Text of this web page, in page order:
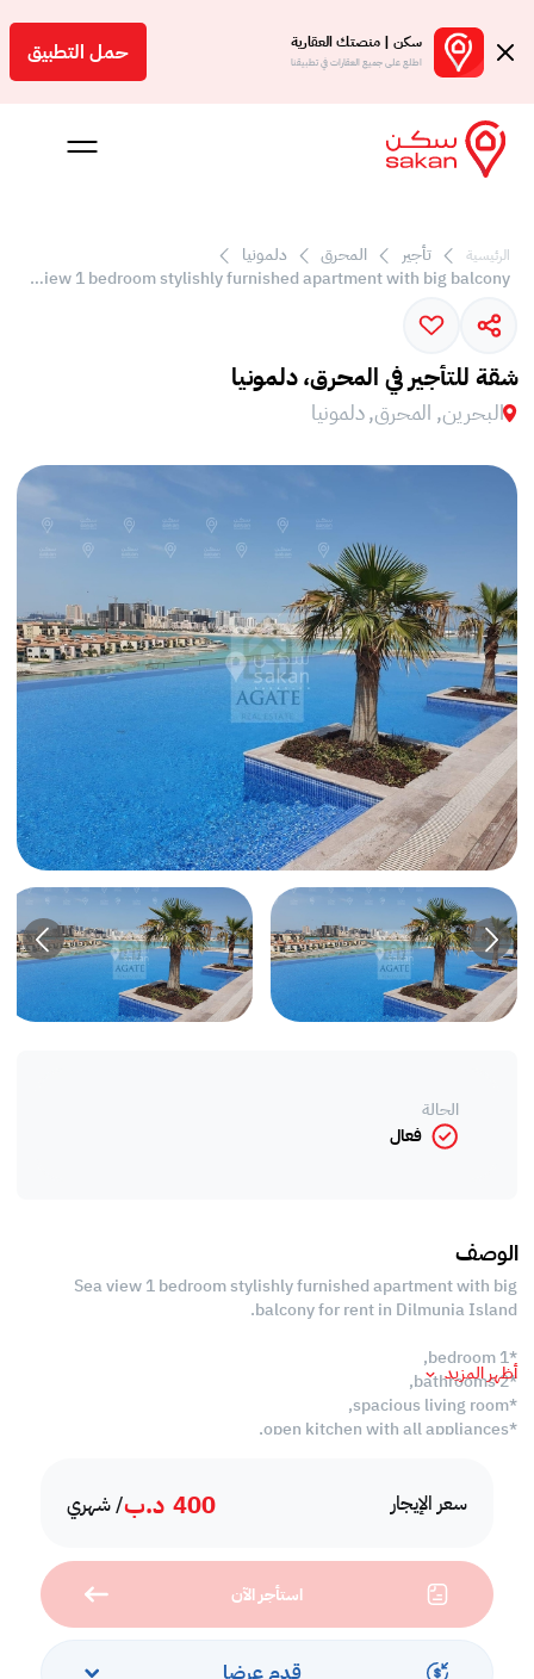
سكن | منصتك العقارية
اطلع على جميع العقارات في تطبيقنا حمل التطبيق
بالعمولة
الرئيسية تأجير المحرق
دلمونيا
Sea view 1 bedroom stylishly furnished apartment with big balcony
شقة للتأجير في المحرق، دلمونيا
البحرين, المحرق, دلمونيا
سعر الإيجار 400 د.ب/ شهري
استأجر الآن
الحالة
فعال
الوصف
Sea view 1 bedroom stylishly furnished apartment with big
balcony for rent in Dilmunia Island.
*1 bedroom,
*2 bathrooms,
*spacious living room,
*open kitchen with all appliances,
أظهر المزيد